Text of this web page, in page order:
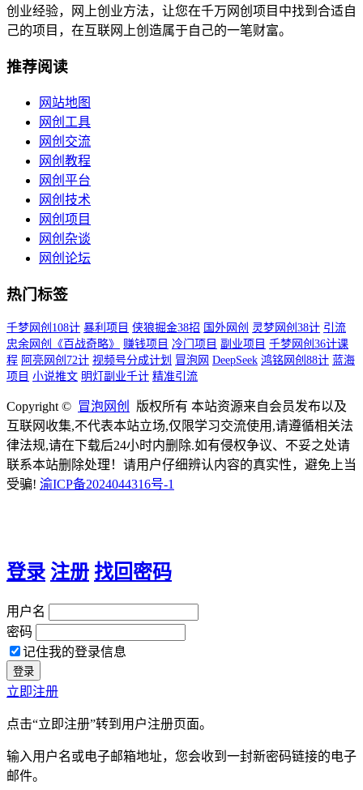
创业经验，网上创业方法，让您在千万网创项目中找到合适自
己的项目，在互联网上创造属于自己的一笔财富。
推荐阅读
网站地图
网创工具
网创交流
网创教程
网创平台
网创技术
网创项目
网创杂谈
网创论坛
热门标签
千梦网创108计 暴利项目 侠狼掘金38招 国外网创 灵梦网创38计 引流
忠余网创《百战奇略》
赚钱项目 冷门项目 副业项目 千梦网创36计课
程 阿亮网创72计 视频号分成计划 冒泡网 DeepSeek 鸿铭网创88计 蓝海
项目 小说推文 明灯副业千计 精准引流
Copyright © 冒泡网创
版权所有 本站资源来自会员发布以及
互联网收集,不代表本站立场,仅限学习交流使用,请遵循相关法
律法规,请在下载后24小时内删除.如有侵权争议、不妥之处请
联系本站删除处理！请用户仔细辨认内容的真实性，避免上当
受骗! 渝ICP备2024044316号-1
登录 注册 找回密码
用户名
密码
记住我的登录信息
立即注册
点击“立即注册”转到用户注册页面。
输入用户名或电子邮箱地址，您会收到一封新密码链接的电子
邮件。